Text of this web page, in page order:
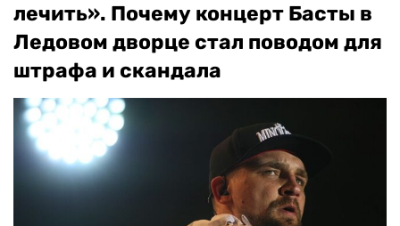
лечить». Почему концерт Басты в
Ледовом дворце стал поводом для
штрафа и скандала